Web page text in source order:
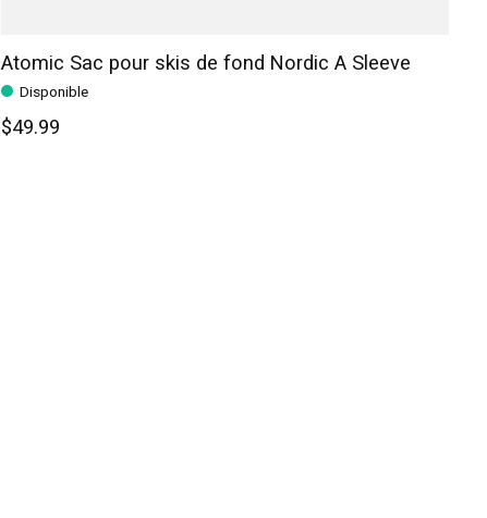
Atomic Sac pour skis de fond Nordic A Sleeve
Disponible
$49.99